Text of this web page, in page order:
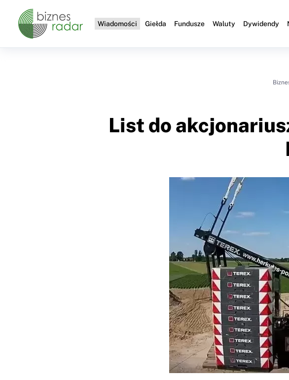
Wiadomości Giełda Fundusze Waluty Dywidendy
List do